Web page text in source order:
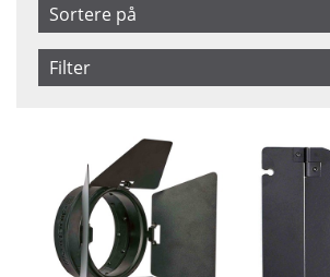
Sortere på
Artikelkod
Filter
På lager